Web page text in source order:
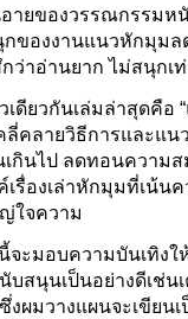
ายของวรรณกรรมห
ของงานแนวหักมุมล
ว่าอ่านยาก ไม่สนุกเ
เดียวกันเล่มล่าสุดคือ
คลายวิธีการและแน
กินไป ลดทอนความส
เรื่องเล่าหักมุมที่เน้น
ใจความ
จะมอบความบันเทิง
บสนุนเป็นอย่างดีเช่น
ซึ่งผมวางแผนจะเขีย